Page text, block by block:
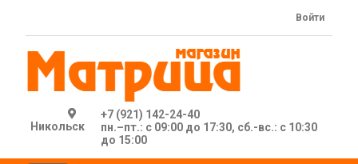
Никольск
+7 (921) 142-24-40
пн.–пт.: с 09:00 до 17:30, сб.-вс.: с 10:30
до 15:00
Войти